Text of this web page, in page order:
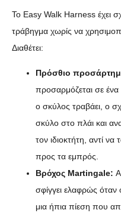
Το Easy Walk Harness έχει
τράβηγμα χωρίς να
Διαθέτει:
Πρόσθιο
προσαρμόζεται σε
ο σκύλος τραβάει, ο
σκύλο στο πλάι και
τον ιδιοκτήτη, αντί να
προς τα εμπρός.
Βρόχος Martingale:
σφίγγει ελαφρώς
μια ήπια πίεση που